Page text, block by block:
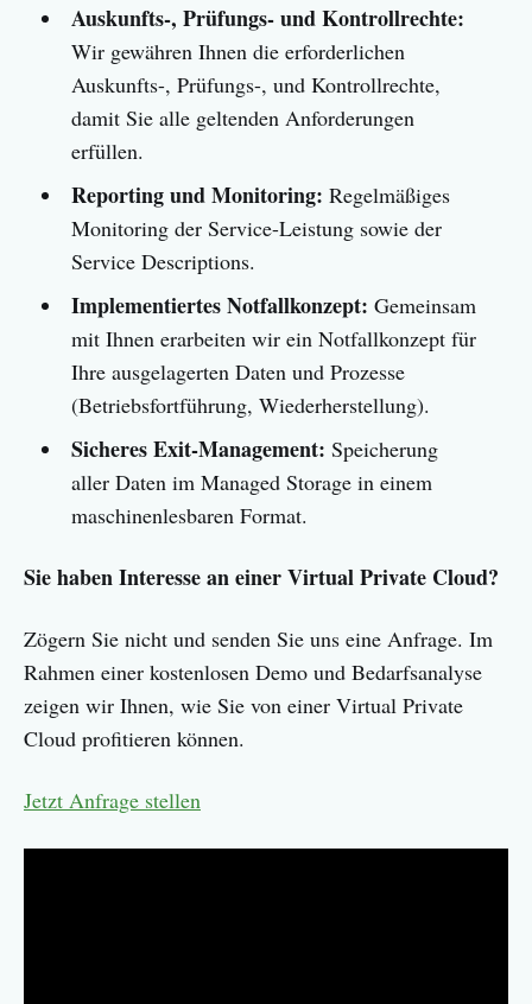
Auskunfts-, Prüfungs- und Kontrollrechte:
Wir gewähren Ihnen die erforderlichen
Auskunfts-, Prüfungs-, und Kontrollrechte,
damit Sie alle geltenden Anforderungen
erfüllen.
Reporting und Monitoring: Regelmäßiges
Monitoring der Service-Leistung sowie der
Service Descriptions.
Implementiertes Notfallkonzept: Gemeinsam
mit Ihnen erarbeiten wir ein Notfallkonzept für
Ihre ausgelagerten Daten und Prozesse
(Betriebsfortführung, Wiederherstellung).
Sicheres Exit-Management: Speicherung
aller Daten im Managed Storage in einem
maschinenlesbaren Format.
Sie haben Interesse an einer Virtual Private Cloud?
Zögern Sie nicht und senden Sie uns eine Anfrage. Im
Rahmen einer kostenlosen Demo und Bedarfsanalyse
zeigen wir Ihnen, wie Sie von einer Virtual Private
Cloud profitieren können.
Jetzt Anfrage stellen